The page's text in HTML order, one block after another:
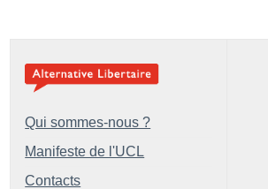
Qui sommes-nous ?
Manifeste de l'UCL
Contacts